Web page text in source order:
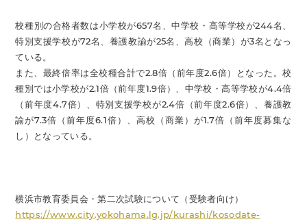
校種別の合格者数は小学校が657名、中学校・高等学校が244名、
特別支援学校が72名、養護教諭が25名、高校（商業）が3名となっ
ている。
また、最終倍率は全校種合計で2.8倍（前年度2.6倍）となった。校
種別では小学校が2.1倍（前年度1.9倍）、中学校・高等学校が4.4倍
（前年度4.7倍）、特別支援学校が2.4倍（前年度2.6倍）、養護教
諭が7.3倍（前年度6.1倍）、高校（商業）が1.7倍（前年度募集な
し）となっている。
横浜市教育委員会・第二次試験について（受験者向け）
https://www.city.yokohama.lg.jp/kurashi/kosodate-